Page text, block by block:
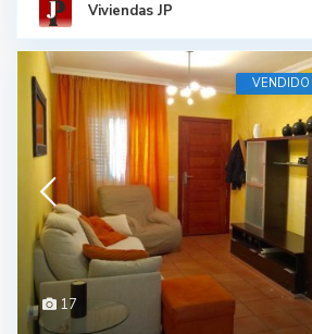
Viviendas JP
17
VENDIDO